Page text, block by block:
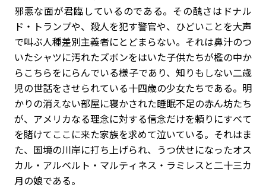
邪悪な面が君臨しているのである。その醜さはドナル
ド・トランプや、殺人を犯す警官や、ひどいことを大声
で叫ぶ人種差別主義者にとどまらない。それは鼻汁のつ
いたシャツに汚れたズボンをはいた子供たちが檻の中か
らこちらをにらんでいる様子であり、知りもしない二歳
児の世話をさせられている十四歳の少女たちである。明
かりの消えない部屋に寝かされた睡眠不足の赤ん坊たち
が、アメリカなる理念に対する信念だけを頼りにすべて
を賭けてここに来た家族を求めて泣いている。それはま
た、国境の川岸に打ち上げられ、うつ伏せになったオス
カル・アルベルト・マルティネス・ラミレスと二十三カ
月の娘である。